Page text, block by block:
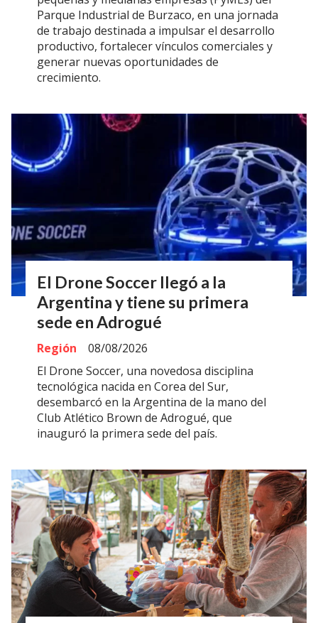
Parque Industrial de Burzaco, en una jornada
de trabajo destinada a impulsar el desarrollo
productivo, fortalecer vínculos comerciales y
generar nuevas oportunidades de
crecimiento.
El Drone Soccer llegó a la
Argentina y tiene su primera
sede en Adrogué
Región
08/08/2026
El Drone Soccer, una novedosa disciplina
tecnológica nacida en Corea del Sur,
desembarcó en la Argentina de la mano del
Club Atlético Brown de Adrogué, que
inauguró la primera sede del país.